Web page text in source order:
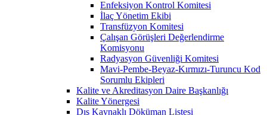
Enfeksiyon Kontrol Komitesi
İlaç Yönetim Ekibi
Transfüzyon Komitesi
Çalışan Görüşleri Değerlendirme
Komisyonu
Radyasyon Güvenliği Komitesi
Mavi-Pembe-Beyaz-Kırmızı-Turuncu Kod
Sorumlu Ekipleri
Kalite ve Akreditasyon Daire Başkanlığı
Kalite Yönergesi
Dış Kaynaklı Döküman Listesi